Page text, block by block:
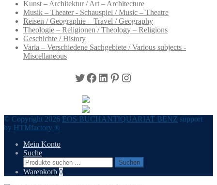
Kunst – Architektur / Art – Architecture
Musik – Theater - Schauspiel / Music – Theatre
Reisen / Geographie – Travel / Geography
Theologie – Religionen / Theology – Religions
Geschichte / History
Varia – Verschiedene Sachgebiete / Various subjects -
Miscellaneous
Twitter
Facebook
LinkedIn
Pinterest
Instagram
© Copyright 2026 EOS BUCHANTIQUARIAT BENZ support
by HTMfactory ®
Mein Konto
Suche
Suchen
nach:
Suchen
Warenkorb 0